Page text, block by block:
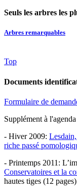
Seuls les arbres les
Arbres remarquables
Top
Documents
Formulaire de
Supplément à
- Hiver 2009:
riche passé
- Printemps 2011:
Conservatoires et la
hautes tiges (12 pages)